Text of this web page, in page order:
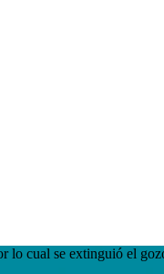
lo cual se extinguió el